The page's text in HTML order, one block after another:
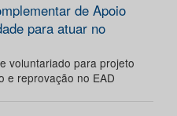
de Apoio
para atuar no
voluntariado para projeto
e reprovação no EAD